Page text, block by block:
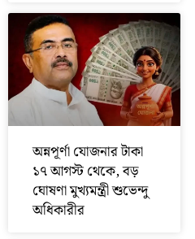
অন্নপূর্ণা যোজনার টাকা
১৭ আগস্ট থেকে, বড়
ঘোষণা মুখ্যমন্ত্রী শুভেন্দু
অধিকারীর